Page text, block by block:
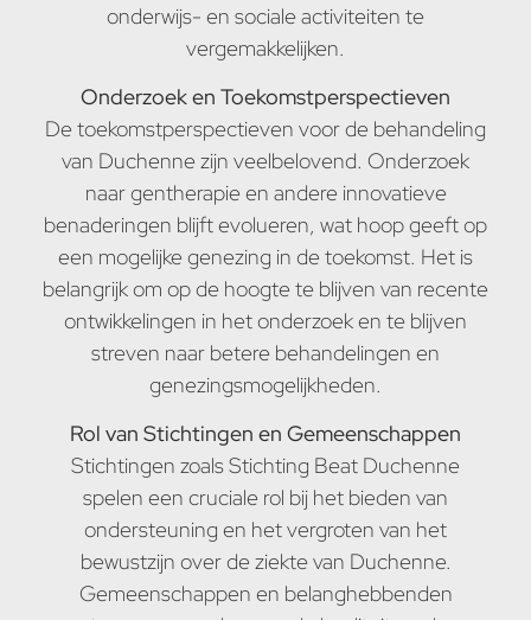
onderwijs- en sociale activiteiten te
vergemakkelijken.
Onderzoek en Toekomstperspectieven
De toekomstperspectieven voor de behandeling
van Duchenne zijn veelbelovend. Onderzoek
naar gentherapie en andere innovatieve
benaderingen blijft evolueren, wat hoop geeft op
een mogelijke genezing in de toekomst. Het is
belangrijk om op de hoogte te blijven van recente
ontwikkelingen in het onderzoek en te blijven
streven naar betere behandelingen en
genezingsmogelijkheden.
Rol van Stichtingen en Gemeenschappen
Stichtingen zoals Stichting Beat Duchenne
spelen een cruciale rol bij het bieden van
ondersteuning en het vergroten van het
bewustzijn over de ziekte van Duchenne.
Gemeenschappen en belanghebbenden